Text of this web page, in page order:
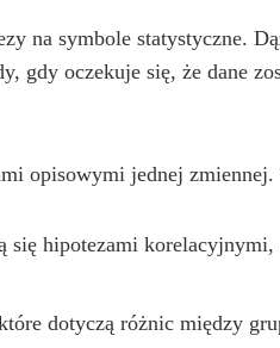
na symbole statystyczne.
gdy oczekuje się, że dane
opisowymi jednej zmiennej.
się hipotezami
dotyczą różnic między